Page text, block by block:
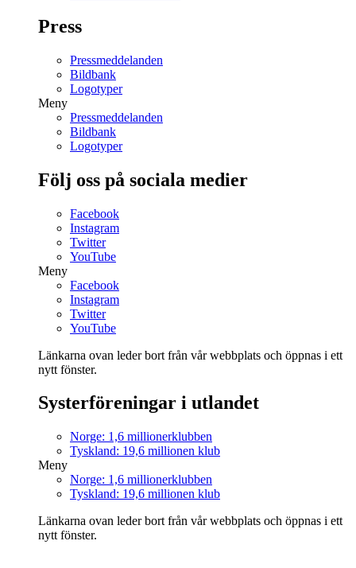
Press
Pressmeddelanden
Bildbank
Logotyper
Meny
Pressmeddelanden
Bildbank
Logotyper
Följ oss på sociala medier
Facebook
Instagram
Twitter
YouTube
Meny
Facebook
Instagram
Twitter
YouTube
Länkarna ovan leder bort från vår webbplats och öppnas i ett
nytt fönster.
Systerföreningar i utlandet
Norge: 1,6 millionerklubben
Tyskland: 19,6 millionen klub
Meny
Norge: 1,6 millionerklubben
Tyskland: 19,6 millionen klub
Länkarna ovan leder bort från vår webbplats och öppnas i ett
nytt fönster.